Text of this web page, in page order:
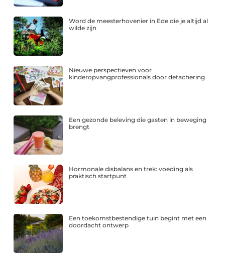
Word de meesterhovenier in Ede die je altijd al
wilde zijn
Nieuwe perspectieven voor
kinderopvangprofessionals door detachering
Een gezonde beleving die gasten in beweging
brengt
Hormonale disbalans en trek: voeding als
praktisch startpunt
Een toekomstbestendige tuin begint met een
doordacht ontwerp